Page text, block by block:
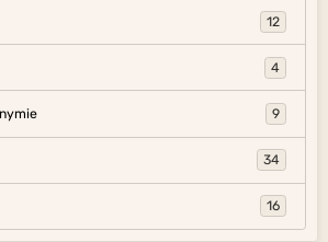
12
4
9
34
16